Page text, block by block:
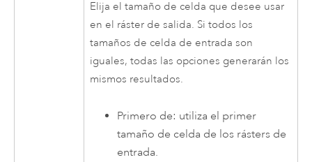
Elija el tamaño de celda que desee usar
en el ráster de salida. Si todos los
tamaños de celda de entrada son
iguales, todas las opciones generarán los
mismos resultados.
Primero de: utiliza el primer
tamaño de celda de los rásters de
entrada.